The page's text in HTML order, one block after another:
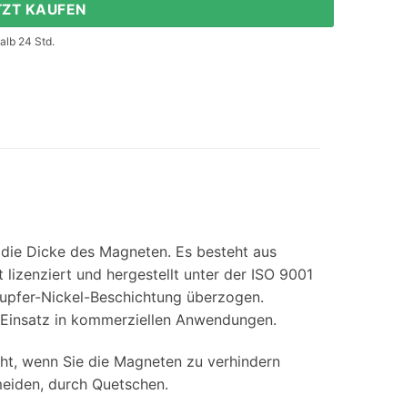
KAUFEN
24 Std.
Dicke des Magneten. Es besteht aus
lizenziert und hergestellt unter der ISO 9001
Nickel-Beschichtung überzogen.
in kommerziellen Anwendungen.
wenn Sie die Magneten zu verhindern
durch Quetschen.